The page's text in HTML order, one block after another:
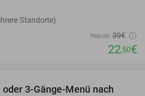
Standorte)
Regulär 39€
22,50€
3-Gänge-Menü nach